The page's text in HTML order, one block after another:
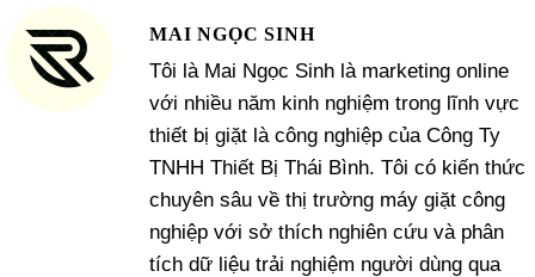
MAI NGỌC SINH
Tôi là Mai Ngọc Sinh là marketing online
với nhiều năm kinh nghiệm trong lĩnh vực
thiết bị giặt là công nghiệp của Công Ty
TNHH Thiết Bị Thái Bình. Tôi có kiến thức
chuyên sâu về thị trường máy giặt công
nghiệp với sở thích nghiên cứu và phân
tích dữ liệu trải nghiệm người dùng qua